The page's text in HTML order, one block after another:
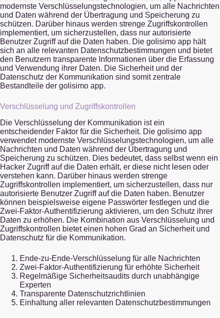
modernste Verschlüsselungstechnologien, um alle Nachrichten
und Daten während der Übertragung und Speicherung zu
schützen. Darüber hinaus werden strenge Zugriffskontrollen
implementiert, um sicherzustellen, dass nur autorisierte
Benutzer Zugriff auf die Daten haben. Die golisimo app hält
sich an alle relevanten Datenschutzbestimmungen und bietet
den Benutzern transparente Informationen über die Erfassung
und Verwendung ihrer Daten. Die Sicherheit und der
Datenschutz der Kommunikation sind somit zentrale
Bestandteile der golisimo app.
Verschlüsselung und Zugriffskontrollen
Die Verschlüsselung der Kommunikation ist ein
entscheidender Faktor für die Sicherheit. Die golisimo app
verwendet modernste Verschlüsselungstechnologien, um alle
Nachrichten und Daten während der Übertragung und
Speicherung zu schützen. Dies bedeutet, dass selbst wenn ein
Hacker Zugriff auf die Daten erhält, er diese nicht lesen oder
verstehen kann. Darüber hinaus werden strenge
Zugriffskontrollen implementiert, um sicherzustellen, dass nur
autorisierte Benutzer Zugriff auf die Daten haben. Benutzer
können beispielsweise eigene Passwörter festlegen und die
Zwei-Faktor-Authentifizierung aktivieren, um den Schutz ihrer
Daten zu erhöhen. Die Kombination aus Verschlüsselung und
Zugriffskontrollen bietet einen hohen Grad an Sicherheit und
Datenschutz für die Kommunikation.
Ende-zu-Ende-Verschlüsselung für alle Nachrichten
Zwei-Faktor-Authentifizierung für erhöhte Sicherheit
Regelmäßige Sicherheitsaudits durch unabhängige
Experten
Transparente Datenschutzrichtlinien
Einhaltung aller relevanten Datenschutzbestimmungen